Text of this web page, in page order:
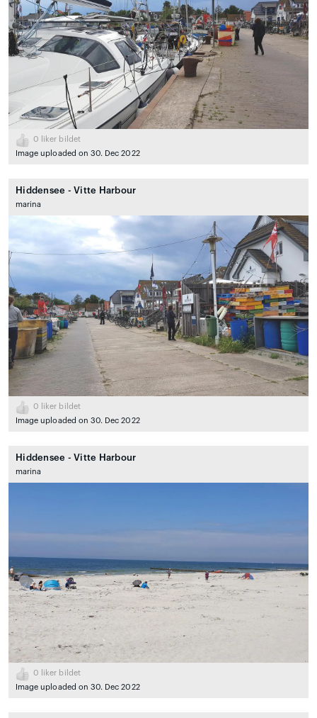
0 liker bildet
Image uploaded on 30. Dec 2022
Hiddensee - Vitte Harbour
marina
0 liker bildet
Image uploaded on 30. Dec 2022
Hiddensee - Vitte Harbour
marina
0 liker bildet
Image uploaded on 30. Dec 2022